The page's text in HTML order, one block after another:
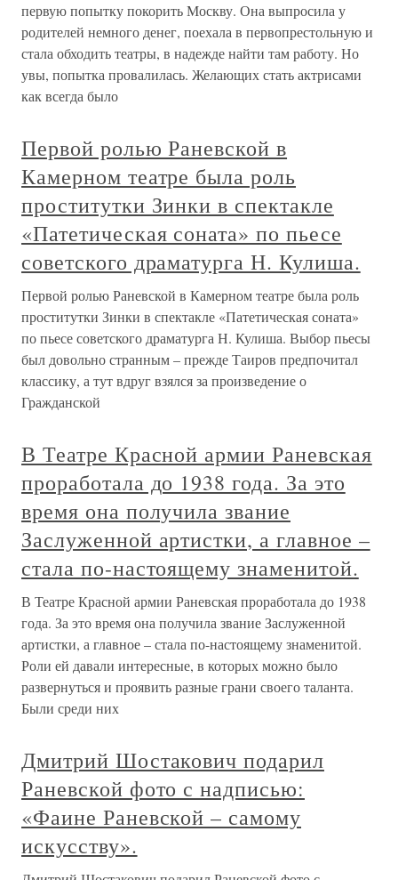
первую попытку покорить Москву. Она выпросила у
родителей немного денег, поехала в первопрестольную и
стала обходить театры, в надежде найти там работу. Но
увы, попытка провалилась. Желающих стать актрисами
как всегда было
Первой ролью Раневской в
Камерном театре была роль
проститутки Зинки в спектакле
«Патетическая соната» по пьесе
советского драматурга Н. Кулиша.
Первой ролью Раневской в Камерном театре была роль
проститутки Зинки в спектакле «Патетическая соната»
по пьесе советского драматурга Н. Кулиша. Выбор пьесы
был довольно странным – прежде Таиров предпочитал
классику, а тут вдруг взялся за произведение о
Гражданской
В Театре Красной армии Раневская
проработала до 1938 года. За это
время она получила звание
Заслуженной артистки, а главное –
стала по-настоящему знаменитой.
В Театре Красной армии Раневская проработала до 1938
года. За это время она получила звание Заслуженной
артистки, а главное – стала по-настоящему знаменитой.
Роли ей давали интересные, в которых можно было
развернуться и проявить разные грани своего таланта.
Были среди них
Дмитрий Шостакович подарил
Раневской фото с надписью:
«Фаине Раневской – самому
искусству».